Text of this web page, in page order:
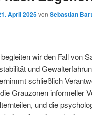
April 2025 vonSebastian
wir den Fall von
und
schließlich
Grauzonen informeller
und die